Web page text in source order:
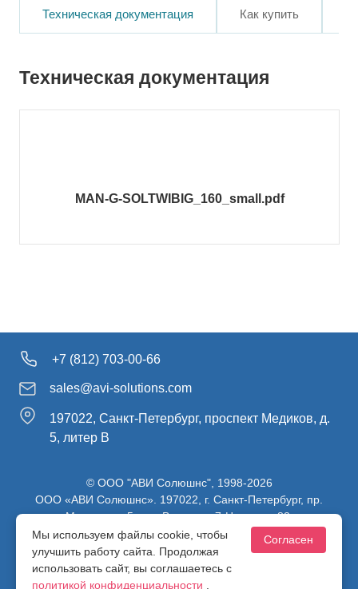
Техническая документация Как купить
Техническая документация
MAN-G-SOLTWIBIG_160_small.pdf
+7 (812) 703-00-66
sales@avi-solutions.com
197022, Санкт-Петербург, проспект Медиков, д.
5, литер В
© ООО "АВИ Солюшнс", 1998-2026
ООО «АВИ Солюшнс». 197022, г. Санкт-Петербург, пр.
Медиков, д.5, лит. В, ч. пом. 7-Н, ч. ком. 82.
ИНН 7813470830 / КПП 781301001 / ОГРН 1107847137980
Политика конфиденциальности
Мы используем файлы cookie, чтобы
улучшить работу сайта. Продолжая
использовать сайт, вы соглашаетесь с
политикой конфиденциальности
Согласен